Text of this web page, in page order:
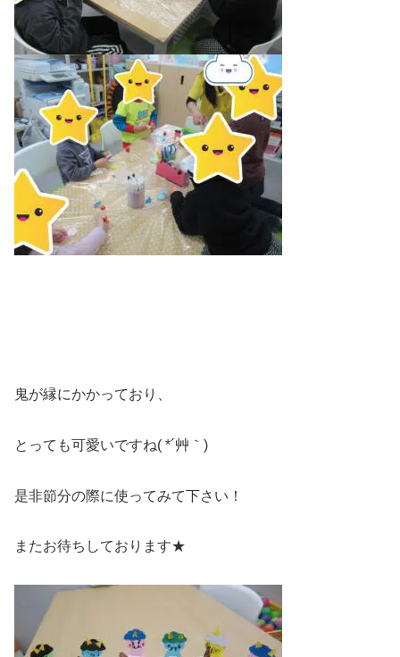
鬼が縁にかかっており、
とっても可愛いですね( *´艸｀)
是非節分の際に使ってみて下さい！
またお待ちしております★